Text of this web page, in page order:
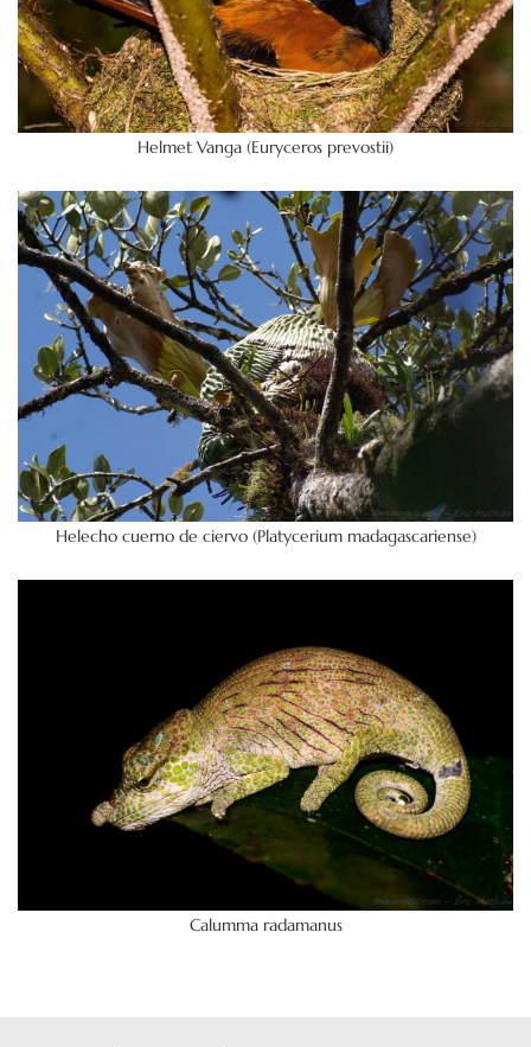
Helmet Vanga (Euryceros prevostii)
Helecho cuerno de ciervo (Platycerium madagascariense)
Calumma radamanus